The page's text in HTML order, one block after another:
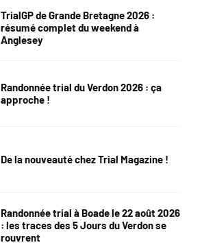
TrialGP de Grande Bretagne 2026 :
résumé complet du weekend à
Anglesey
Randonnée trial du Verdon 2026 : ça
approche !
De la nouveauté chez Trial Magazine !
Randonnée trial à Boade le 22 août 2026
: les traces des 5 Jours du Verdon se
rouvrent